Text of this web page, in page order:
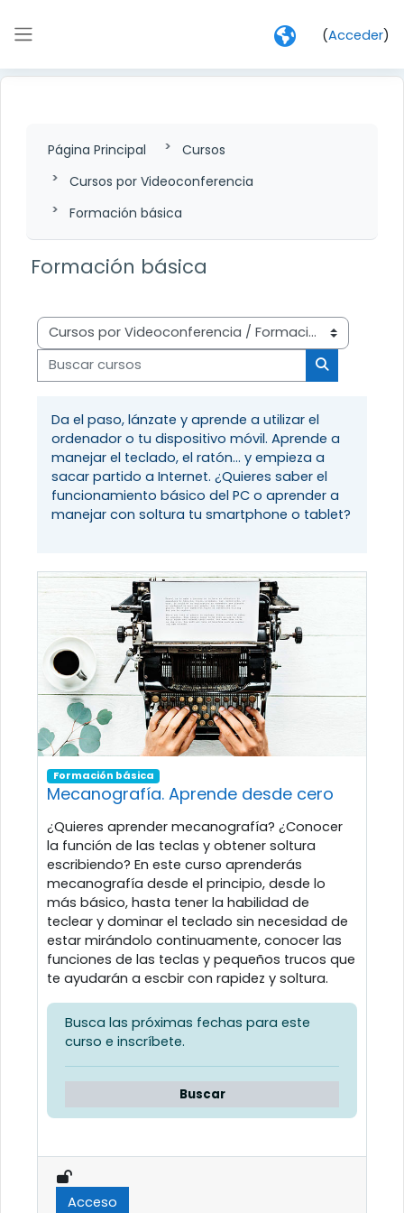
(Acceder)
Página Principal
Cursos
Cursos por Videoconferencia
Formación básica
Formación básica
Categorías
Buscar cursos
Buscar
Da el paso, lánzate y aprende a utilizar el
ordenador o tu dispositivo móvil. Aprende a
manejar el teclado, el ratón... y empieza a
sacar partido a Internet. ¿Quieres saber el
funcionamiento básico del PC o aprender a
manejar con soltura tu smartphone o tablet?
Formación básica
Mecanografía. Aprende desde cero
¿Quieres aprender mecanografía? ¿Conocer
la función de las teclas y obtener soltura
escribiendo? En este curso aprenderás
mecanografía desde el principio, desde lo
más básico, hasta tener la habilidad de
teclear y dominar el teclado sin necesidad de
estar mirándolo continuamente, conocer las
funciones de las teclas y pequeños trucos que
te ayudarán a escbir con rapidez y soltura.
Busca las próximas fechas para este
curso e inscríbete.
Buscar
Acceso